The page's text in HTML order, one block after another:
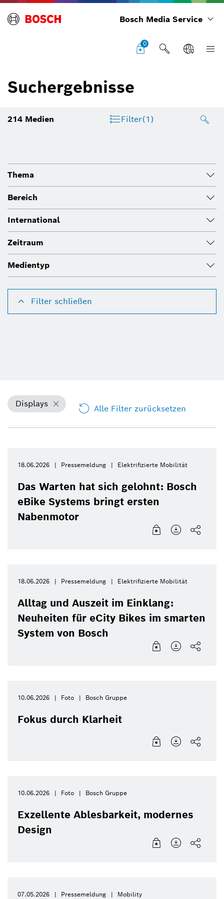
Bosch Media Service
0
Suchergebnisse
214 Medien Filter(1)
Thema
Bereich
International
Zeitraum
Medientyp
Filter schließen
Displays Alle Filter zurücksetzen
18.06.2026 Pressemeldung Elektrifizierte Mobilität
Das Warten hat sich gelohnt: Bosch
eBike Systems bringt ersten
Nabenmotor
18.06.2026 Pressemeldung Elektrifizierte Mobilität
Alltag und Auszeit im Einklang:
Neuheiten für eCity Bikes im smarten
System von Bosch
10.06.2026 Foto Bosch Gruppe
Fokus durch Klarheit
10.06.2026 Foto Bosch Gruppe
Exzellente Ablesbarkeit, modernes
Design
07.05.2026 Pressemeldung Mobility